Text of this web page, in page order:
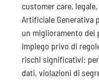
customer care,
Artificiale Generativa
un miglioramento dei
impiego privo di
rischi significativi:
dati, violazioni di